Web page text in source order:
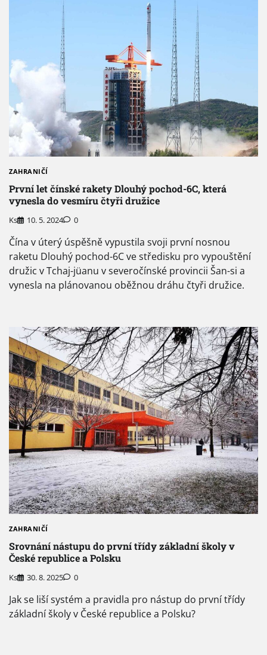
ZAHRANIČÍ
První let čínské rakety Dlouhý pochod-6C, která
vynesla do vesmíru čtyři družice
Ks 10. 5. 2024 0
Čína v úterý úspěšně vypustila svoji první nosnou
raketu Dlouhý pochod-6C ve středisku pro vypouštění
družic v Tchaj-jüanu v severočínské provincii Šan-si a
vynesla na plánovanou oběžnou dráhu čtyři družice.
ZAHRANIČÍ
Srovnání nástupu do první třídy základní školy v
České republice a Polsku
Ks 30. 8. 2025 0
Jak se liší systém a pravidla pro nástup do první třídy
základní školy v České republice a Polsku?